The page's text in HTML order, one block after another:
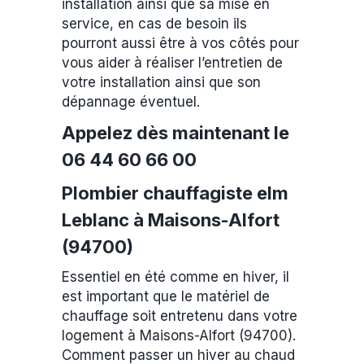
installation ainsi que sa mise en
service, en cas de besoin ils
pourront aussi être à vos côtés pour
vous aider à réaliser l’entretien de
votre installation ainsi que son
dépannage éventuel.
Appelez dès maintenant le
06 44 60 66 00
Plombier chauffagiste elm
Leblanc à Maisons-Alfort
(94700)
Essentiel en été comme en hiver, il
est important que le matériel de
chauffage soit entretenu dans votre
logement à Maisons-Alfort (94700).
Comment passer un hiver au chaud